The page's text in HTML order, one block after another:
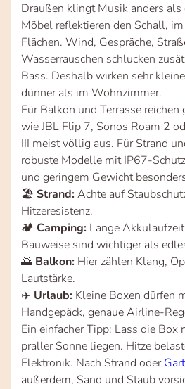
Draußen klingt Musik anders
Möbel reflektieren den Schall,
Flächen. Wind, Gespräche,
Wasserrauschen schlucken
Bass. Deshalb wirken sehr
dünner als im Wohnzimmer.
Für Balkon und Terrasse
wie JBL Flip 7, Sonos Roam 2
III meist völlig aus. Für Strand
robuste Modelle mit IP67-
und geringem Gewicht
🏖️ Strand:Achte auf
Hitzeresistenz.
🏕️ Camping: Lange
Bauweise sind wichtiger als
🌅 Balkon: Hier zählen Klang,
Lautstärke.
✈️ Urlaub: Kleine Boxen dürfen
Handgepäck, genaue Airline-
Ein einfacher Tipp: Lass die Box
praller Sonne liegen. Hitze
Elektronik. Nach Strand oder
außerdem, Sand und Staub